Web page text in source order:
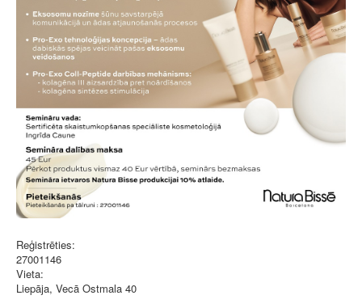
Reģistrēties:
27001146
Vieta:
Liepāja, Vecā Ostmala 40